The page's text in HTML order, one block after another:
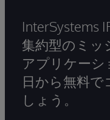
InterSystems
集約型のミッ
アプリケーシ
日から無料で
しょう。